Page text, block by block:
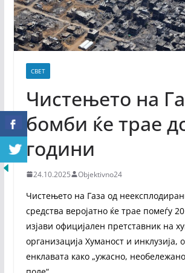
СВЕТ
Чистењето на
бомби ќе трае
години
24.10.2025 Objektivno24
Чистењето на Газа од
средства веројатно ќе трае помеѓу
изјави официјален претставник на
организација Хуманост и инклузија,
енклавата како „ужасно,